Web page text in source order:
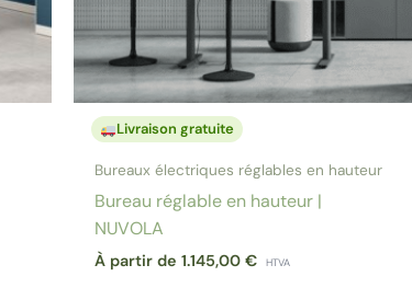
Livraison gratuite
Bureaux électriques réglables en hauteur
Bureau réglable en hauteur |
NUVOLA
À partir de1.145,00€ HTVA